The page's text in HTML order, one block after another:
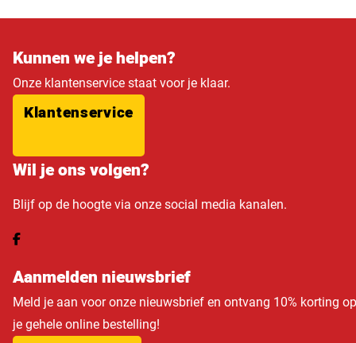
Kunnen we je helpen?
Onze klantenservice staat voor je klaar.
Klantenservice
Wil je ons volgen?
Blijf op de hoogte via onze social media kanalen.
Aanmelden nieuwsbrief
Meld je aan voor onze nieuwsbrief en ontvang 10% korting op
je gehele online bestelling!